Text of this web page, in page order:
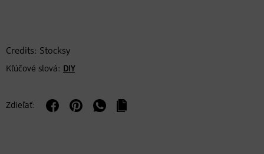
Credits: Stocksy
Kľúčové slová: DIY
Zdieľať: